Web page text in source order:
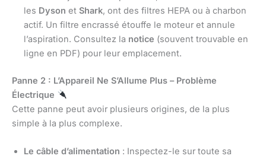
les Dyson et Shark, ont des filtres HEPA ou à charbon
actif. Un filtre encrassé étouffe le moteur et annule
l’aspiration. Consultez la notice (souvent trouvable en
ligne en PDF) pour leur emplacement.
Panne 2 : L’Appareil Ne S’Allume Plus – Problème
Électrique
Cette panne peut avoir plusieurs origines, de la plus
simple à la plus complexe.
Le câble d’alimentation : Inspectez-le sur toute sa